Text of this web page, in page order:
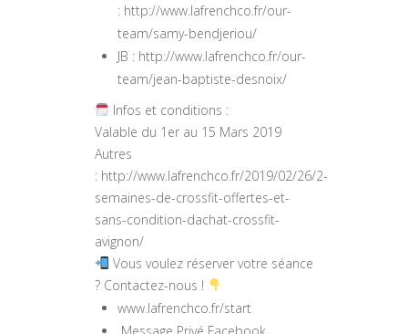
: http://www.lafrenchco.fr/our-
team/samy-bendjeriou/
JB : http://www.lafrenchco.fr/our-
team/jean-baptiste-desnoix/
Infos et conditions :
Valable du 1er au 15 Mars 2019
Autres
: http://www.lafrenchco.fr/2019/02/26/2-
semaines-de-crossfit-offertes-et-
sans-condition-dachat-crossfit-
avignon/
Vous voulez réserver votre séance
? Contactez-nous !
www.lafrenchco.fr/start
Message Privé Facebook